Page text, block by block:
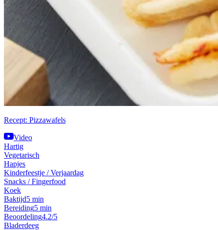
Recept: Pizzawafels
Video
Hartig
Vegetarisch
Hapjes
Kinderfeestje / Verjaardag
Snacks / Fingerfood
Koek
Baktijd5 min
Bereiding5 min
Beoordeling4.2/5
Bladerdeeg